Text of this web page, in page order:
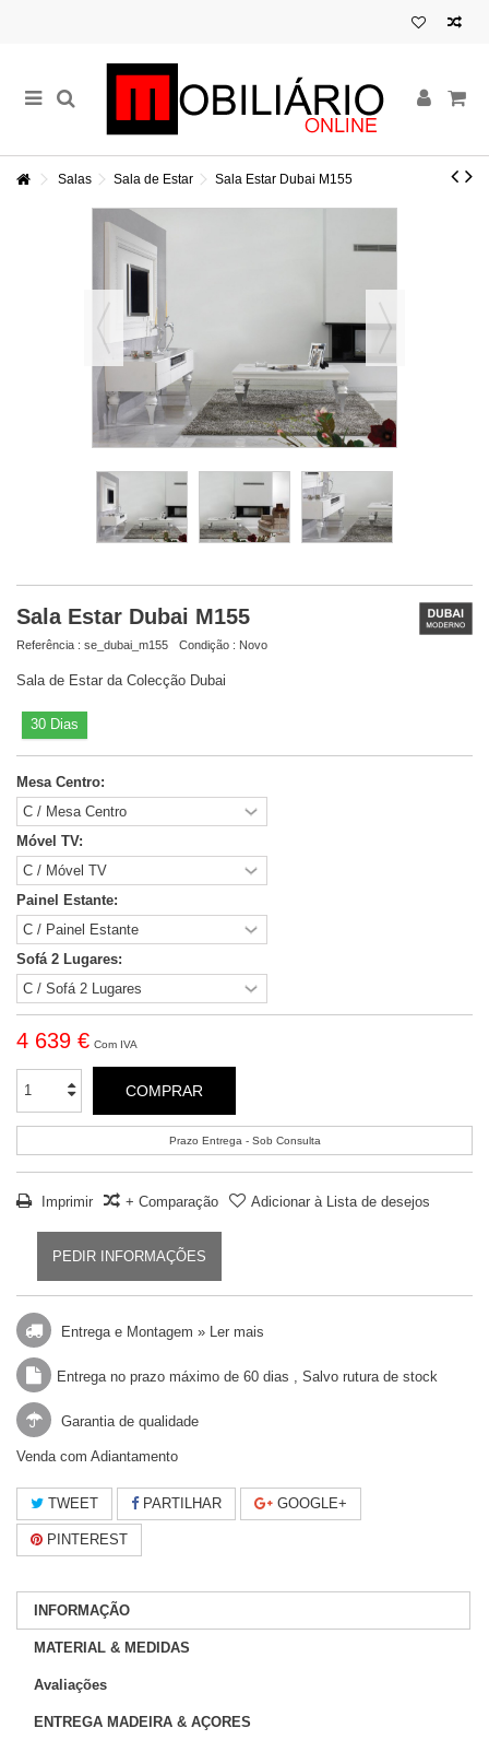
Salas Sala de Estar Sala Estar Dubai M155
Sala Estar Dubai M155
Referência : se_dubai_m155 Condição : Novo
Sala de Estar da Colecção Dubai
30 Dias
Mesa Centro:
Móvel TV:
Painel Estante:
Sofá 2 Lugares:
4 639 € Com IVA
COMPRAR
Prazo Entrega - Sob Consulta
Imprimir + Comparação Adicionar à Lista de desejos
PEDIR INFORMAÇÕES
Entrega e Montagem » Ler mais
Entrega no prazo máximo de 60 dias , Salvo rutura de stock
Garantia de qualidade
Venda com Adiantamento
TWEET PARTILHAR GOOGLE+
PINTEREST
INFORMAÇÃO
MATERIAL & MEDIDAS
Avaliações
ENTREGA MADEIRA & AÇORES